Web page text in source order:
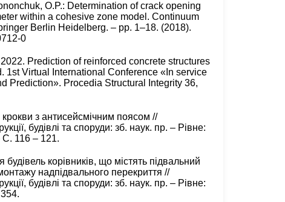
O.P.: Determination of crack opening
within a cohesive zone model. Continuum
Berlin Heidelberg. – pp. 1–18. (2018).
0
Prediction of reinforced concrete structures
1st Virtual International Conference «In service
Prediction». Procedia Structural Integrity 36,
з антисейсмічним поясом //
будівлі та споруди: зб. наук. пр. – Рівне:
116 – 121.
корівників, що містять підвальний
надпідвального перекриття //
будівлі та споруди: зб. наук. пр. – Рівне: